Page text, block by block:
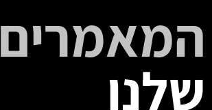
המאמרים
שלנו